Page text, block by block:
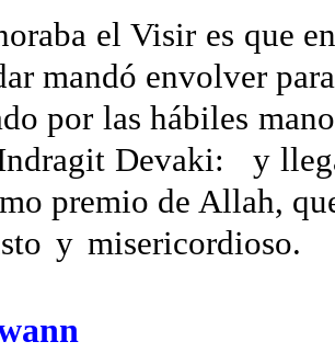
el Visir es que
mandó envolver
por las hábiles
Devaki:
y
premio de Allah,
y misericordioso.